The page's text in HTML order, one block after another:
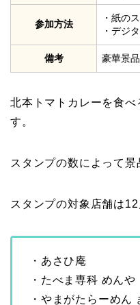
参加方法
・紙の
・デジ
備考 豪華景
北本トマトカレーを食べ
す。
スタンプの数によって景
スタンプの対象店舗は12
・あさひ庵
・たべま専科 めんや
・やまがたらーめん